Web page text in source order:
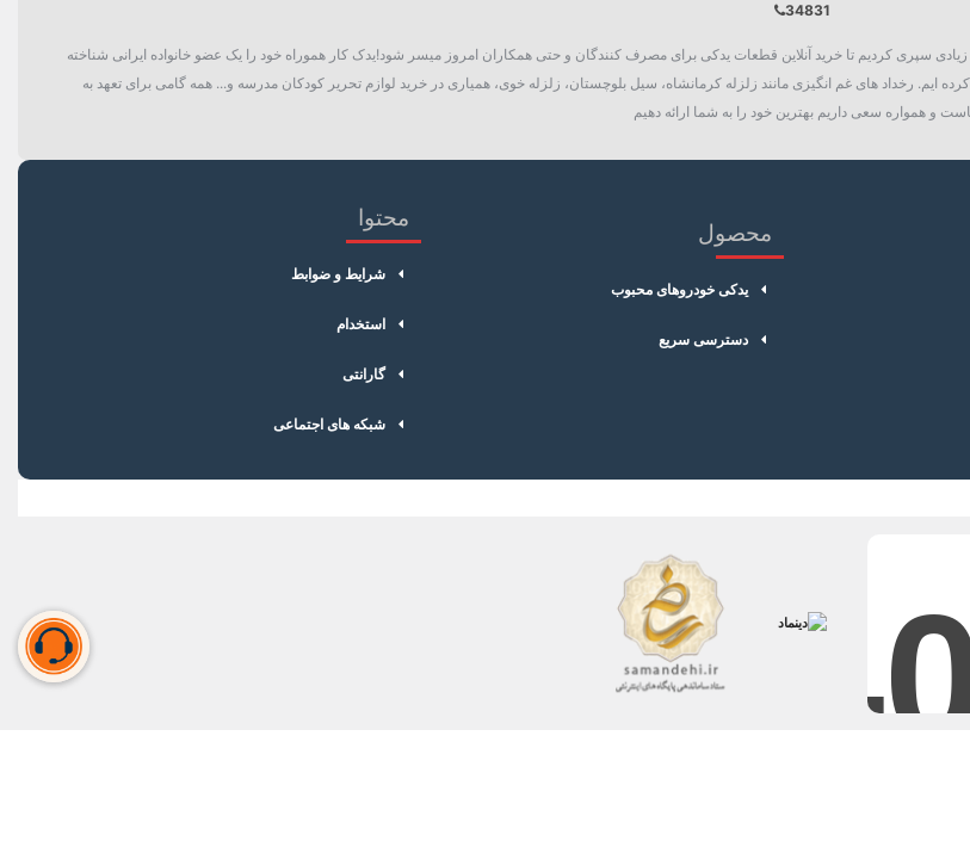
34831
چالش ها و سختی های زیادی سپری کردیم تا خرید آنلاین قطعات یدکی برای مصرف کنندگان و حتی همکاران امروز میسر شود!یدک کار هموراه خود را یک عضو خانواده ایرانی شناخته
ایم. رخداد های غم انگیزی مانند زلزله کرمانشاه، سیل بلوچستان، زلزله خوی، همیاری در خرید لوازم تحریر کودکان مدرسه و... همه گامی برای تعهد به
و همواره سعی داریم بهترین خود را به شما ارائه دهیم
محصول
یدکی خودروهای محبوب
دسترسی سریع
محتوا
شرایط و ضوابط
استخدام
گارانتی
شبکه های اجتماعی